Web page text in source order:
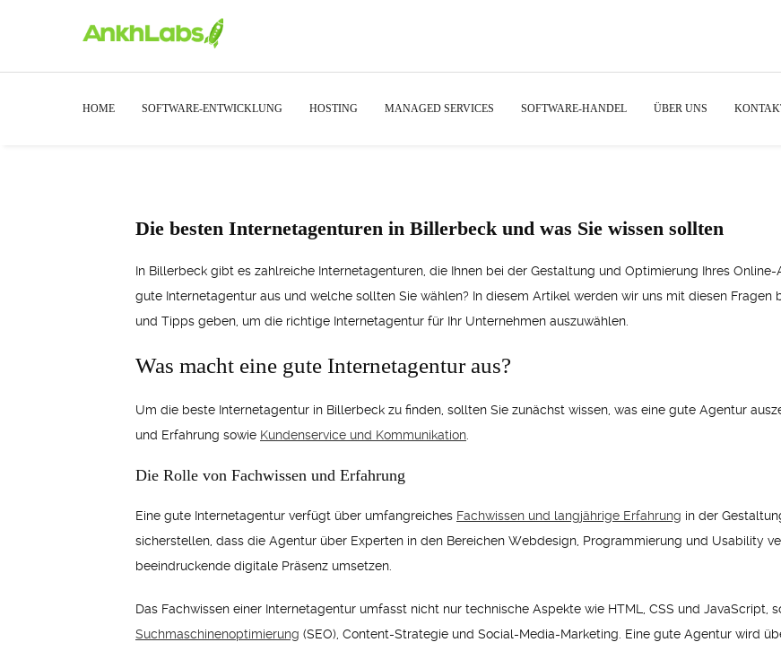
HOME SOFTWARE-ENTWICKLUNG HOSTING MANAGED SERVICES SOFTWARE-HANDEL ÜBER UNS
Die besten Internetagenturen in Billerbeck und was Sie wissen sollten
In Billerbeck gibt es zahlreiche Internetagenturen, die Ihnen bei der Gestaltung und Optimierung Ihres
gute Internetagentur aus und welche sollten Sie wählen? In diesem Artikel werden wir uns mit diesen
und Tipps geben, um die richtige Internetagentur für Ihr Unternehmen auszuwählen.
Was macht eine gute Internetagentur aus?
Um die beste Internetagentur in Billerbeck zu finden, sollten Sie zunächst wissen, was eine gute Agentur
und Erfahrung sowie Kundenservice und Kommunikation
Die Rolle von Fachwissen und Erfahrung
Eine gute Internetagentur verfügt über umfangreiches Fachwissen und langjährige Erfahrung in der
sicherstellen, dass die Agentur über Experten in den Bereichen Webdesign, Programmierung und Usability
beeindruckende digitale Präsenz umsetzen.
Das Fachwissen einer Internetagentur umfasst nicht nur technische Aspekte wie HTML, CSS und JavaScript,
Suchmaschinenoptimierung (SEO), Content-Strategie und Social-Media-Marketing. Eine gute Agentur wird